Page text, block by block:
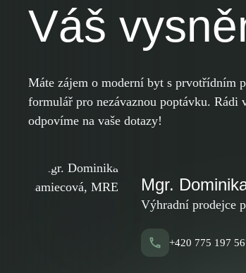
Váš
Máte zájem o moderní byt s prvotřídním
formulář pro nezávaznou poptávku. Rádi
odpovíme na vaše dotazy!
Mgr.
Výhradní prodejce
+420 775 197